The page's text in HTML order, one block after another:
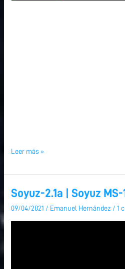
Leer más »
Soyuz-2.1a | Soyuz MS-
09/04/2021 / Emanuel Hernández /1
Soyuz-